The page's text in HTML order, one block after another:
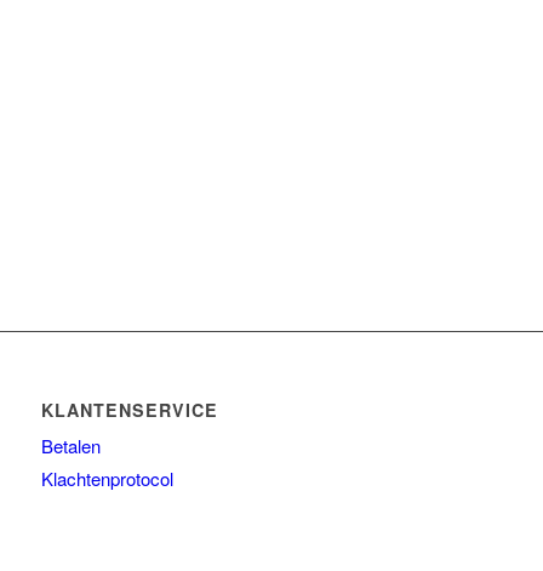
KLANTENSERVICE
Betalen
Klachtenprotocol